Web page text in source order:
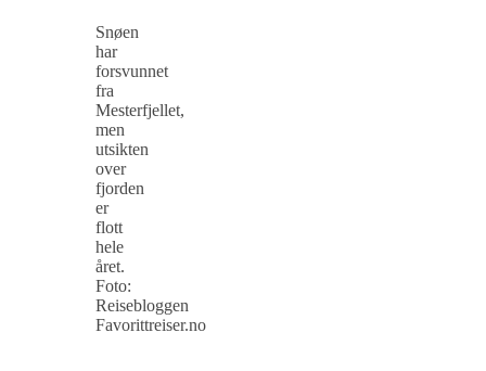
Snøen
har
forsvunnet
fra
Mesterfjellet,
men
utsikten
over
fjorden
er
flott
hele
året.
Foto:
Reisebloggen
Favorittreiser.no